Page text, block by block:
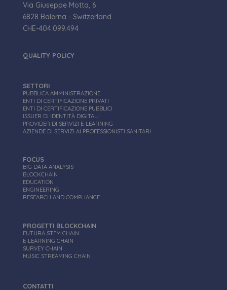
Via Giuseppe Motta, 6
6828 Balerna - Switzerland
CHE-404.099.494
QUALITY POLICY
SETTORI
PUBBLICA AMMINISTRAZIONE
ENTI DI CERTIFICAZIONE PRIVATI
ENTI DI CERTIFICAZIONE PUBBLICI
ISSUER DI IDENTITÀ DIGITALI
PROVIDER DI SERVIZI E-LEARNING
AZIENDE DI SERVIZI AI PROFESSIONISTI SANITARI
FOCUS
BIG DATA ANALYSIS
BLOCKCHAIN
EDUCATION
ENGINEERING
RESEARCH AND COMPLIANCE
PROGETTI BLOCKCHAIN
FUTURA STEM CHAIN
E-LEARNING CHAIN
SURVEY CHAIN
MUSIC STREAMING CHAIN
CONTATTI
Necessari
I cookie necessari contribuiscono a rendere fruibile il
protette del sito. Il sito web non è in grado di
funzionare correttamente senza questi cookie.
Nome
VISITOR_PRIVACY_METADATA
.youtube.com